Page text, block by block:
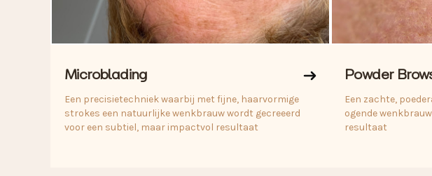
Microblading
Een precisietechniek waarbij met fijne, haarvormige
strokes een natuurlijke wenkbrauw wordt gecreeerd
voor een subtiel, maar impactvol resultaat
Powder
Een zachte,
ogende
resultaat